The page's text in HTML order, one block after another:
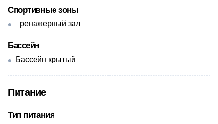
Спортивные зоны
Тренажерный зал
Бассейн
Бассейн крытый
Питание
Тип питания